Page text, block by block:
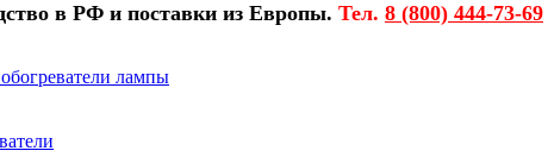
в РФ и поставки из Европы. Тел. 8 (800) 444-73-69
лампы